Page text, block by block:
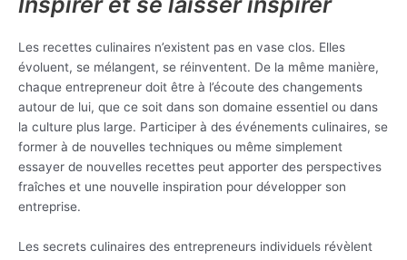
Les recettes culinaires n’existent pas en vase clos. Elles
évoluent, se mélangent, se réinventent. De la même manière,
chaque entrepreneur doit être à l’écoute des changements
autour de lui, que ce soit dans son domaine essentiel ou dans
la culture plus large. Participer à des événements culinaires, se
former à de nouvelles techniques ou même simplement
essayer de nouvelles recettes peut apporter des perspectives
fraîches et une nouvelle inspiration pour développer son
entreprise.
Les secrets culinaires des entrepreneurs individuels révèlent